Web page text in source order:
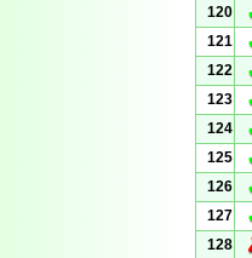
120
121
122
123
124
125
126
127
128